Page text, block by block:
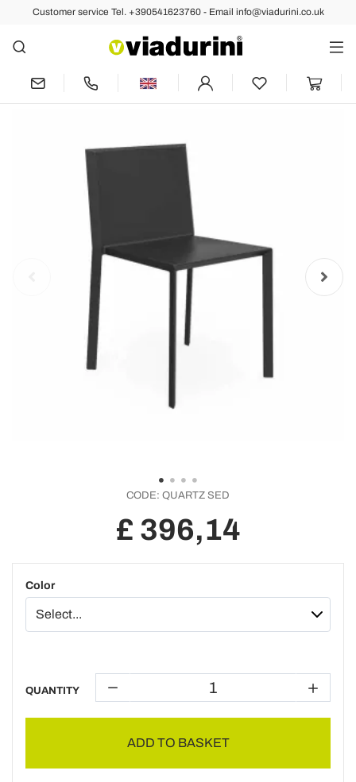
Customer service Tel. +390541623760 - Email info@viadurini.co.uk
Back Previous Next
Vondom Quartz outdoor stackable
chair, modern design, 4 pieces
CODE: QUARTZ SED
£ 396,14
Color
QUANTITY
ADD TO BASKET